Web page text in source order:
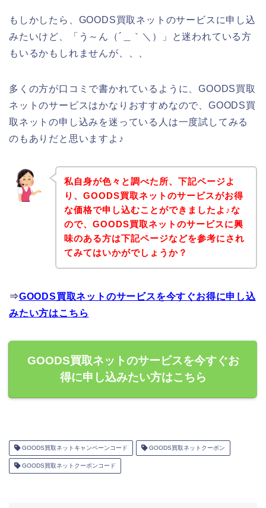
もしかしたら、GOODS買取ネットのサービスに申し込
みたいけど、「う～ん（´＿｀＼）」と迷われている方
もいるかもしれませんが、、、
多くの方が口コミで書かれているように、GOODS買取
ネットのサービスはかなりおすすめなので、GOODS買
取ネットの申し込みを迷っている人は一度試してみる
のもありだと思いますよ♪
私自身が色々と調べた所、下記ページよ
り、GOODS買取ネットのサービスがお得
な価格で申し込むことができましたよ♪な
ので、GOODS買取ネットのサービスに興
味のある方は下記ページなどを参考にされ
てみてはいかがでしょうか？
⇒GOODS買取ネットのサービスを今すぐお得に申し込
みたい方はこちら
GOODS買取ネットのサービスを今すぐお
得に申し込みたい方はこちら
GOODS買取ネットキャンペーンコード GOODS買取ネットクーポン
GOODS買取ネットクーポンコード